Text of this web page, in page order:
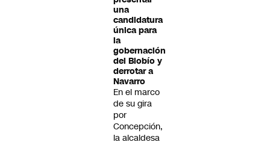
una
candidatura
única para
la
gobernación
del Biobío y
derrotar a
Navarro
En el marco
de su gira
por
Concepción,
la alcaldesa